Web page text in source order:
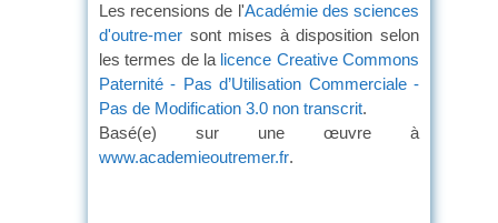
Les recensions de l'Académie des sciences
d'outre-mer sont mises à disposition selon
les termes de la licence Creative Commons
Paternité - Pas d’Utilisation Commerciale -
Pas de Modification 3.0 non transcrit.
Basé(e) sur une œuvre à
www.academieoutremer.fr.